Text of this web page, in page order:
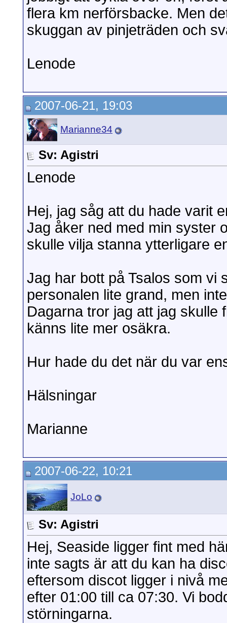
flera km nerförsbacke. Men
skuggan av pinjeträden och
Lenode
2007-06-21, 19:03
Marianne34
Sv: Agistri
Lenode
Hej, jag såg att du hade varit
Jag åker ned med min syster
skulle vilja stanna ytterligare
Jag har bott på Tsalos som vi
personalen lite grand, men
Dagarna tror jag att jag skulle
känns lite mer osäkra.
Hur hade du det när du var
Hälsningar
Marianne
2007-06-22, 10:21
JoLo
Sv: Agistri
Hej, Seaside ligger fint med
inte sagts är att du kan ha
eftersom discot ligger i nivå
efter 01:00 till ca 07:30. Vi
störningarna.